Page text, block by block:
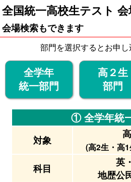
全国統一高校生テスト
会場検索もできます
部門を選択するとお申
全学年
統一部門
高２生
部門
① 全学年統
対象
(高2生・高
科目
英
地歴公